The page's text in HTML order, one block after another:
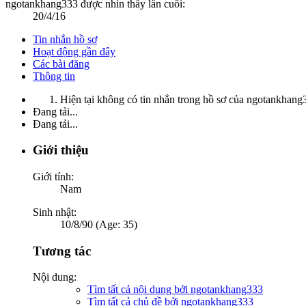
ngotankhang333 được nhìn thấy lần cuối:
20/4/16
Tin nhắn hồ sơ
Hoạt động gần đây
Các bài đăng
Thông tin
Hiện tại không có tin nhắn trong hồ sơ của
Đang tải...
Đang tải...
Giới thiệu
Giới tính:
Nam
Sinh nhật:
10/8/90 (Age: 35)
Tương tác
Nội dung:
Tìm tất cả nội dung bởi ngotankhang333
Tìm tất cả chủ đề bởi ngotankhang333